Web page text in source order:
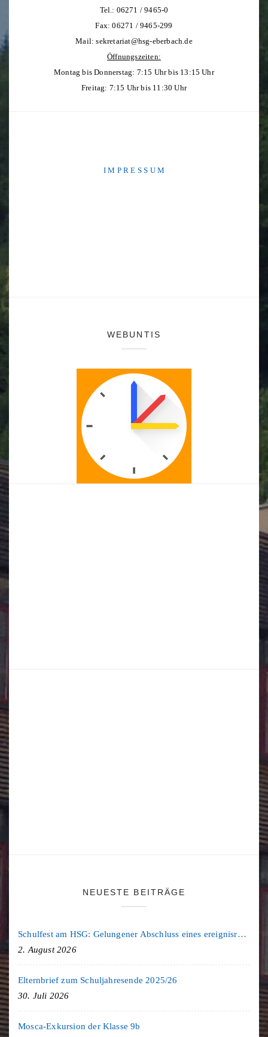
Tel.: 06271 / 9465-0
Fax: 06271 / 9465-299
Mail:sekretariat@hsg-eberbach.de
Öffnungszeiten:
Montag bis Donnerstag: 7:15 Uhr bis 13:15 Uhr
Freitag: 7:15 Uhr bis 11:30 Uhr
I M P R E S S U M
WEBUNTIS
NEUESTE BEITRÄGE
Schulfest am HSG: Gelungener Abschluss eines ereignisreichen Schuljahres
2. August 2026
Elternbrief zum Schuljahresende 2025/26
30. Juli 2026
Mosca-Exkursion der Klasse 9b